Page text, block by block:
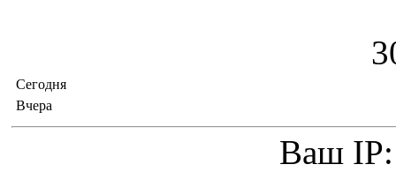
3
Сегодня
Вчера
Ваш IP: